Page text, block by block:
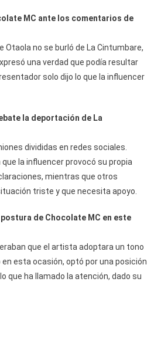
MC ante los comentarios de
Otaola no se burló de La Cintumbare,
una verdad que podía resultar
solo dijo lo que la influencer
la deportación de La
divididas en redes sociales.
la influencer provocó su propia
mientras que otros
triste y que necesita apoyo.
de Chocolate MC en este
que el artista adoptara un tono
esta ocasión, optó por una posición
que ha llamado la atención, dado su